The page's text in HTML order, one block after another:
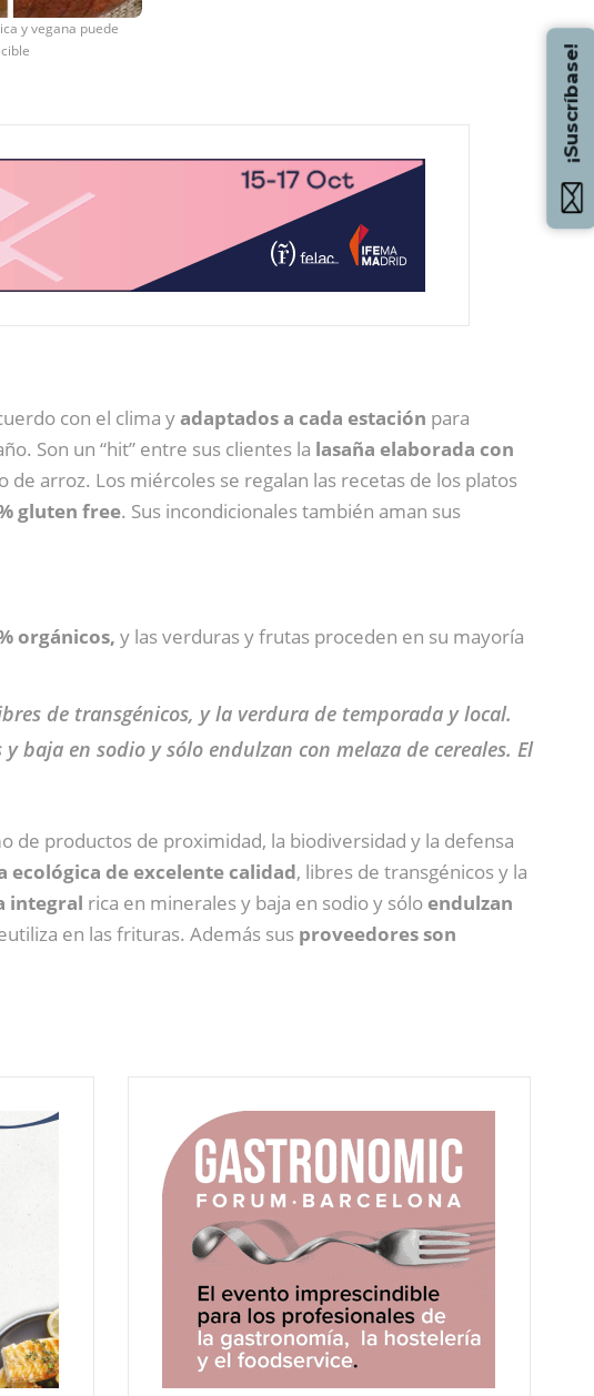
y vegana puede
con el clima yadaptados a cada estación para
Son un “hit” entre sus clientes la lasaña elaborada con
de arroz. Los miércoles se regalan las recetas de los platos
gluten free. Sus incondicionales también aman sus
orgánicos, y las verduras y frutas proceden en su mayoría
de transgénicos, y la verdura de temporada y local.
en sodio y sólo endulzan con melaza de cereales. El
de productos de proximidad, la biodiversidad y la defensa
ecológica de excelente calidad, libres de transgénicos y la
integral rica en minerales y baja en sodio y sóloendulzan
en las frituras. Además sus proveedores son
¡Suscríbase!